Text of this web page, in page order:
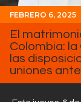
FEBRERO 6, 2025
El
Colombia:
las
uniones